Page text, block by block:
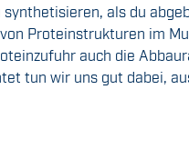
als du
Proteinstrukturen im
auch die
tun wir uns gut dabei,